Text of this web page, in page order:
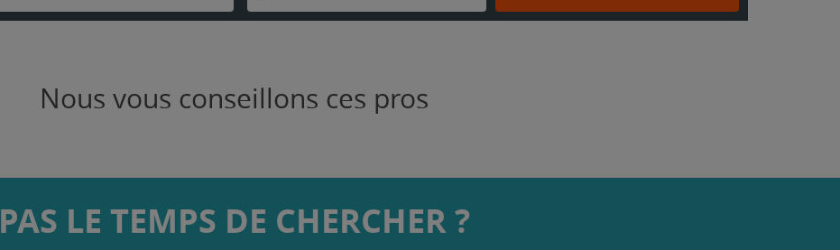
Nous vous conseillons ces pros
PAS LE TEMPS DE CHERCHER ?